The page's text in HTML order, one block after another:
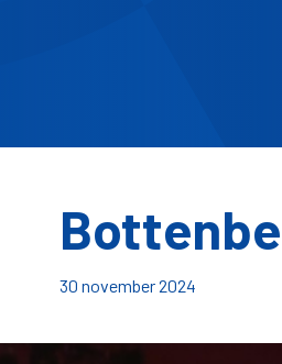
30 november 2024